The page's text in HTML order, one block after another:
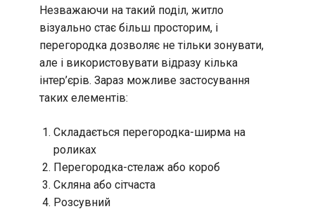
Незважаючи на такий поділ, житло
візуально стає більш просторим, і
перегородка дозволяє не тільки зонувати,
але і використовувати відразу кілька
інтер’єрів. Зараз можливе застосування
таких елементів:
Складається перегородка-ширма на
роликах
Перегородка-стелаж або короб
Скляна або сітчаста
Розсувний